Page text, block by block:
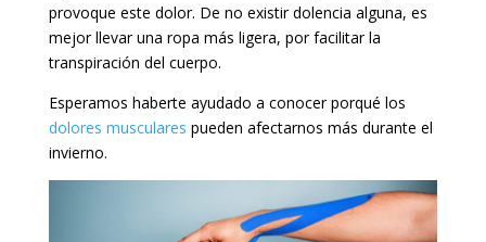
provoque este dolor. De no existir dolencia alguna, es
mejor llevar una ropa más ligera, por facilitar la
transpiración del cuerpo.
Esperamos haberte ayudado a conocer porqué los
dolores musculares pueden afectarnos más durante el
invierno.